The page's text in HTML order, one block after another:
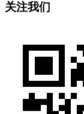
关注我们